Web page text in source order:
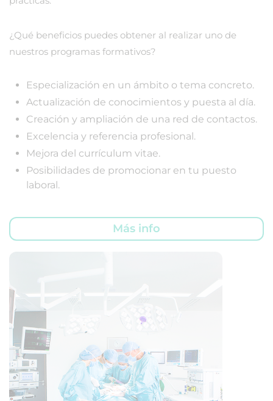
¿Qué beneficios puedes obtener al realizar uno de
nuestros programas formativos?
Especialización en un ámbito o tema concreto.
Actualización de conocimientos y puesta al día.
Creación y ampliación de una red de contactos.
Excelencia y referencia profesional.
Mejora del currículum vitae.
Posibilidades de promocionar en tu puesto
laboral.
Más info